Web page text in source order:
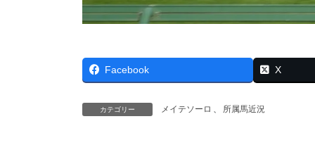
Facebook X
カテゴリー メイテソーロ 、 所属馬近況